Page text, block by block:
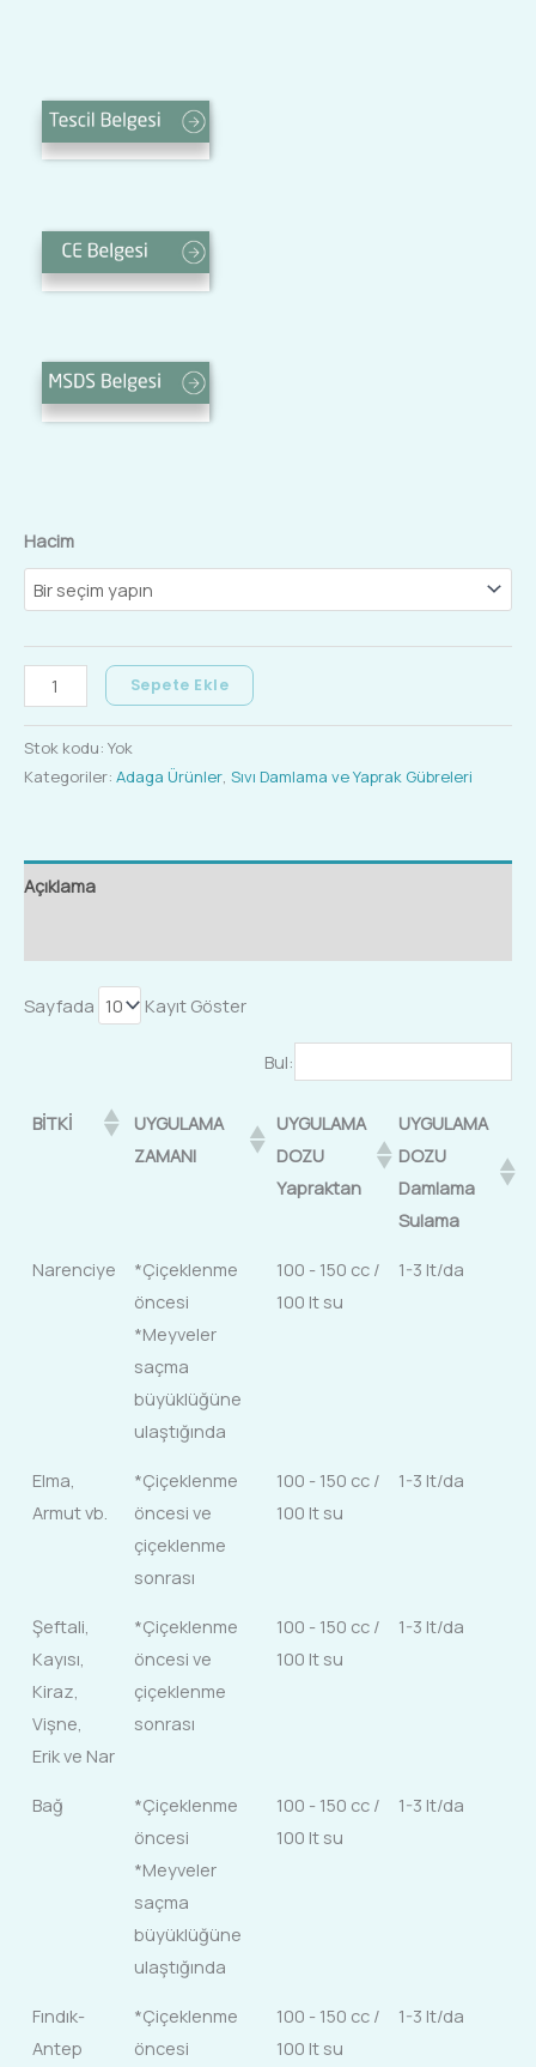
Hacim
Sepete Ekle
Stok kodu: Yok
Kategoriler: Adaga Ürünler, Sıvı Damlama ve Yaprak Gübreleri
Açıklama
Sayfada Kayıt Göster
Bul:
BİTKİ
UYGULAMA
ZAMANI
UYGULAMA
DOZU
Yapraktan
UYGULAMA
DOZU
Damlama
Sulama
Narenciye
*Çiçeklenme
öncesi
*Meyveler
saçma
büyüklüğüne
ulaştığında
100 - 150 cc /
100 lt su
1-3 lt/da
Elma,
Armut vb.
*Çiçeklenme
öncesi ve
çiçeklenme
sonrası
100 - 150 cc /
100 lt su
1-3 lt/da
Şeftali,
Kayısı,
Kiraz,
Vişne,
Erik ve Nar
*Çiçeklenme
öncesi ve
çiçeklenme
sonrası
100 - 150 cc /
100 lt su
1-3 lt/da
Bağ
*Çiçeklenme
öncesi
*Meyveler
saçma
büyüklüğüne
ulaştığında
100 - 150 cc /
100 lt su
1-3 lt/da
Fındık-
Antep
*Çiçeklenme
öncesi
100 - 150 cc /
100 lt su
1-3 lt/da